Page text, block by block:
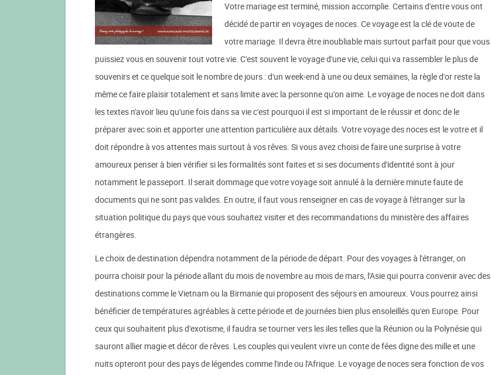
Votre mariage est terminé, mission accomplie. Certains d'entre vous ont
décidé de partir en voyages de noces. Ce voyage est la clé de voute de
votre mariage. Il devra être inoubliable mais surtout parfait pour que vous
puissiez vous en souvenir tout votre vie. C'est souvent le voyage d'une vie, celui qui va rassembler le plus de
souvenirs et ce quelque soit le nombre de jours : d'un week-end à une ou deux semaines, la règle d'or reste la
même ce faire plaisir totalement et sans limite avec la personne qu'on aime. Le voyage de noces ne doit dans
les textes n'avoir lieu qu'une fois dans sa vie c'est pourquoi il est si important de le réussir et donc de le
préparer avec soin et apporter une attention particulière aux détails. Votre voyage des noces est le votre et il
doit répondre à vos attentes mais surtout à vos rêves. Si vous avez choisi de faire une surprise à votre
amoureux penser à bien vérifier si les formalités sont faites et si ses documents d'identité sont à jour
notamment le passeport. Il serait dommage que votre voyage soit annulé à la dernière minute faute de
documents qui ne sont pas valides. En outre, il faut vous renseigner en cas de voyage à l'étranger sur la
situation politique du pays que vous souhaitez visiter et des recommandations du ministère des affaires
étrangères.
Le choix de destination dépendra notamment de la période de départ. Pour des voyages à l'étranger, on
pourra choisir pour la période allant du mois de novembre au mois de mars, l'Asie qui pourra convenir avec des
destinations comme le Vietnam ou la Birmanie qui proposent des séjours en amoureux. Vous pourrez ainsi
bénéficier de températures agréables à cette période et de journées bien plus ensoleillés qu'en Europe. Pour
ceux qui souhaitent plus d'exotisme, il faudra se tourner vers les iles telles que la Réunion ou la Polynésie qui
sauront allier magie et décor de rêves. Les couples qui veulent vivre un conte de fées digne des mille et une
nuits opteront pour des pays de légendes comme l'inde ou l'Afrique. Le voyage de noces sera fonction de vos